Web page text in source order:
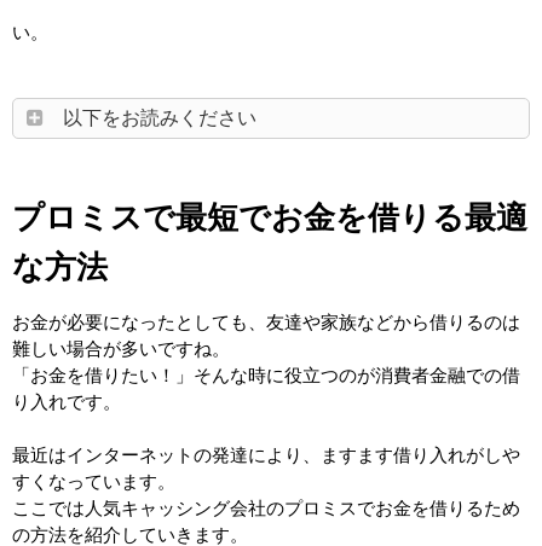
い。
以下をお読みください
プロミスで最短でお金を借りる最適
な方法
お金が必要になったとしても、友達や家族などから借りるのは
難しい場合が多いですね。
「お金を借りたい！」そんな時に役立つのが消費者金融での借
り入れです。
最近はインターネットの発達により、ますます借り入れがしや
すくなっています。
ここでは人気キャッシング会社のプロミスでお金を借りるため
の方法を紹介していきます。